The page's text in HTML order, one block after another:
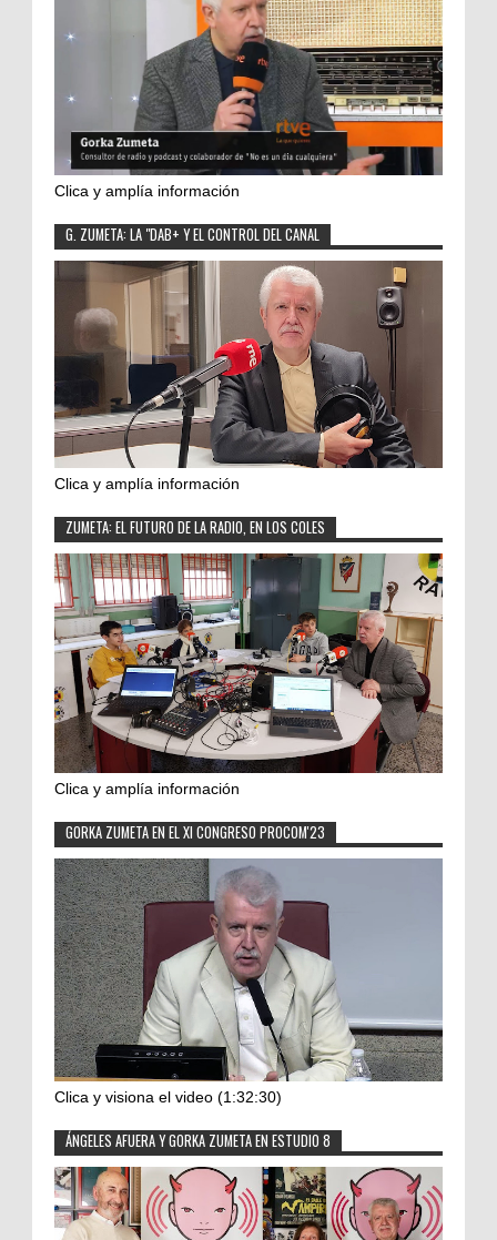
Clica y amplía información
G. ZUMETA: LA "DAB+ Y EL CONTROL DEL CANAL
Clica y amplía información
ZUMETA: EL FUTURO DE LA RADIO, EN LOS COLES
Clica y amplía información
GORKA ZUMETA EN EL XI CONGRESO PROCOM'23
Clica y visiona el video (1:32:30)
ÁNGELES AFUERA Y GORKA ZUMETA EN ESTUDIO 8